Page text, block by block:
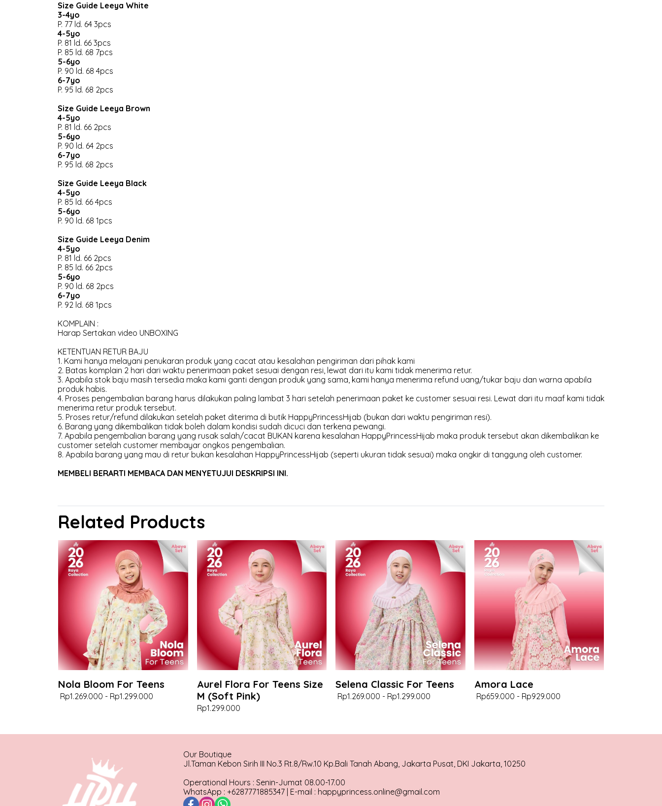
Size Guide Leeya White
3-4yo
P. 77 ld. 64 3pcs
4-5yo
P. 81 ld. 66 3pcs
P. 85 ld. 68 7pcs
5-6yo
P. 90 ld. 68 4pcs
6-7yo
P. 95 ld. 68 2pcs
Size Guide Leeya Brown
4-5yo
P. 81 ld. 66 2pcs
5-6yo
P. 90 ld. 64 2pcs
6-7yo
P. 95 ld. 68 2pcs
Size Guide Leeya Black
4-5yo
P. 85 ld. 66 4pcs
5-6yo
P. 90 ld. 68 1pcs
Size Guide Leeya Denim
4-5yo
P. 81 ld. 66 2pcs
P. 85 ld. 66 2pcs
5-6yo
P. 90 ld. 68 2pcs
6-7yo
P. 92 ld. 68 1pcs
KOMPLAIN :
Harap Sertakan video UNBOXING
KETENTUAN RETUR BAJU
1. Kami hanya melayani penukaran produk yang cacat atau kesalahan pengiriman dari pihak kami
2. Batas komplain 2 hari dari waktu penerimaan paket sesuai dengan resi, lewat dari itu kami tidak menerima retur.
3. Apabila stok baju masih tersedia maka kami ganti dengan produk yang sama, kami hanya menerima refund uang/tukar baju dan warna apabila
produk habis.
4. Proses pengembalian barang harus dilakukan paling lambat 3 hari setelah penerimaan paket ke customer sesuai resi. Lewat dari itu maaf kami tidak
menerima retur produk tersebut.
5. Proses retur/refund dilakukan setelah paket diterima di butik HappyPrincessHijab (bukan dari waktu pengiriman resi).
6. Barang yang dikembalikan tidak boleh dalam kondisi sudah dicuci dan terkena pewangi.
7. Apabila pengembalian barang yang rusak salah/cacat BUKAN karena kesalahan HappyPrincessHijab maka produk tersebut akan dikembalikan ke
customer setelah customer membayar ongkos pengembalian.
8. Apabila barang yang mau di retur bukan kesalahan HappyPrincessHijab (seperti ukuran tidak sesuai) maka ongkir di tanggung oleh customer.
MEMBELI BERARTI MEMBACA DAN MENYETUJUI DESKRIPSI INI.
Related Products
Nola Bloom For Teens
Rp1.269.000 - Rp1.299.000
Aurel Flora For Teens Size
M (Soft Pink)
Rp1.299.000
Selena Classic For Teens
Rp1.269.000 - Rp1.299.000
Amora Lace
Rp659.000 - Rp929.000
Our Boutique
Jl.Taman Kebon Sirih III No.3 Rt.8/Rw.10 Kp.Bali Tanah Abang, Jakarta Pusat, DKI Jakarta, 10250
Operational Hours : Senin-Jumat 08.00-17.00
WhatsApp : +6287771885347 | E-mail : happyprincess.online@gmail.com